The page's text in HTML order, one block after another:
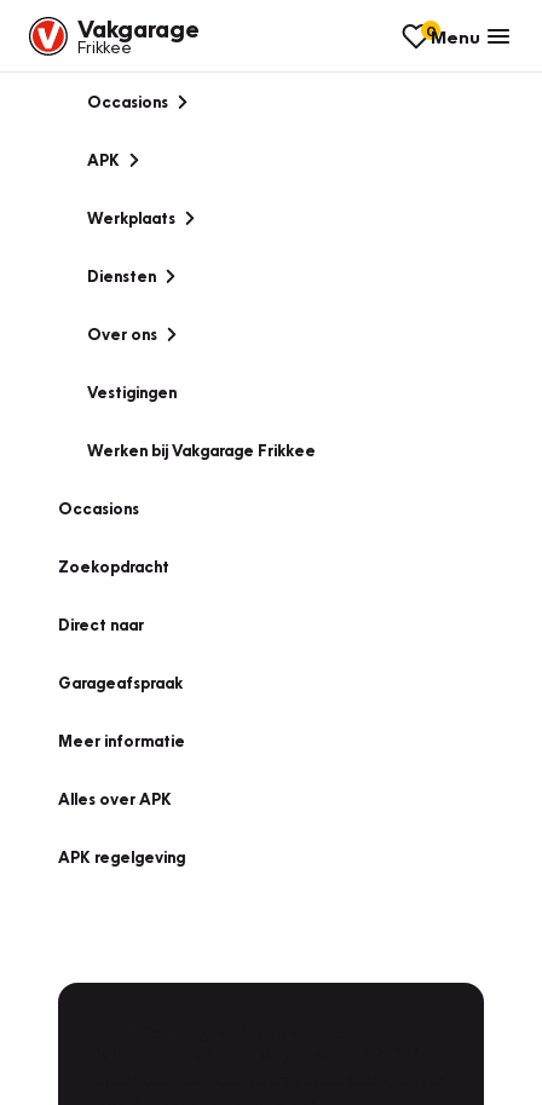
Vakgarage
Frikkee
0Menu
Occasions
APK
Werkplaats
Diensten
Over ons
Vestigingen
Werken bij Vakgarage Frikkee
Occasions
Zoekopdracht
Direct naar
Garageafspraak
Meer informatie
Alles over APK
APK regelgeving